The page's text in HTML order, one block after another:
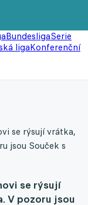
BundesligaSerie
ligaKonferenční
se rýsují vrátka,
jsou Souček s
se rýsují
V pozoru jsou